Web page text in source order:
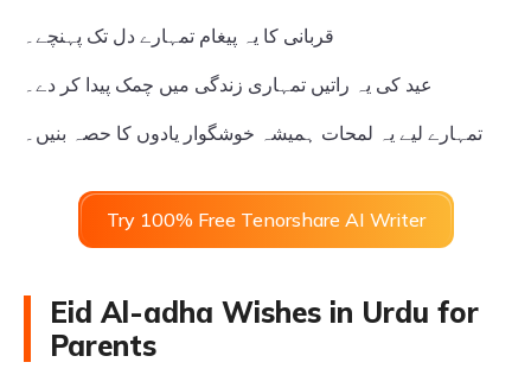
قربانی کا یہ پیغام تمہارے دل تک پہنچے۔
عید کی یہ راتیں تمہاری زندگی میں چمک پیدا کر دے۔
تمہارے لیے یہ لمحات ہمیشہ خوشگوار یادوں کا حصہ بنیں۔
Try 100% Free Tenorshare AI Writer
Eid Al-adha Wishes in Urdu for
Parents